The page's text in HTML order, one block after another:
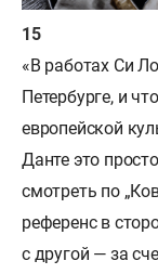
«В работах Си
Петербурге, и
европейской
Данте это
смотреть по
референс в
с другой — за